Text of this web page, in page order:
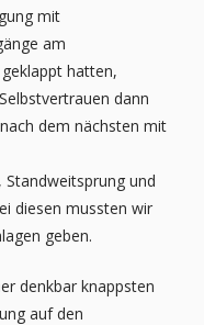
mit
am
hatten,
dann
dem nächsten mit
Standweitsprung und
diesen mussten wir
geben.
denkbar knappsten
auf den